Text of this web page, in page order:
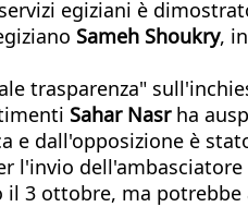
egiziani è
Sameh Shoukry,
trasparenza"
Sahar Nasrha
e dall'opposizione è
3 ottobre, ma